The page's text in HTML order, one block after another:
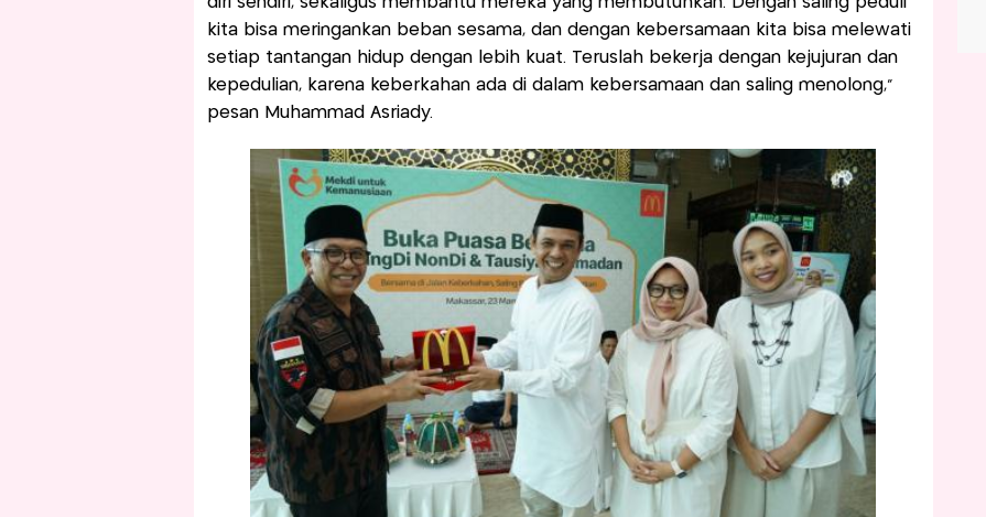
kita bisa meringankan beban sesama, dan dengan kebersamaan kita bisa melewati
setiap tantangan hidup dengan lebih kuat. Teruslah bekerja dengan kejujuran dan
kepedulian, karena keberkahan ada di dalam kebersamaan dan saling menolong,”
pesan Muhammad Asriady.